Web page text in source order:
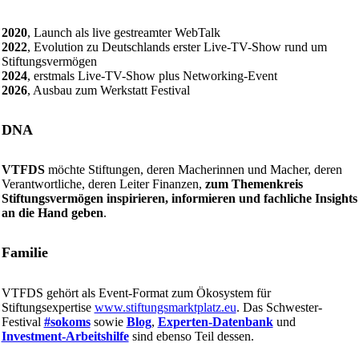
2020, Launch als live gestreamter WebTalk
2022, Evolution zu Deutschlands erster Live-TV-Show rund um
Stiftungsvermögen
2024, erstmals Live-TV-Show plus Networking-Event
2026, Ausbau zum Werkstatt Festival
DNA
VTFDS möchte Stiftungen, deren Macherinnen und Macher, deren
Verantwortliche, deren Leiter Finanzen, zum Themenkreis
Stiftungsvermögen inspirieren, informieren und fachliche Insights
an die Hand geben.
Familie
VTFDS gehört als Event-Format zum Ökosystem für
Stiftungsexpertise www.stiftungsmarktplatz.eu. Das Schwester-
Festival #sokomssowie Blog, Experten-Datenbankund
Investment-Arbeitshilfesind ebenso Teil dessen.